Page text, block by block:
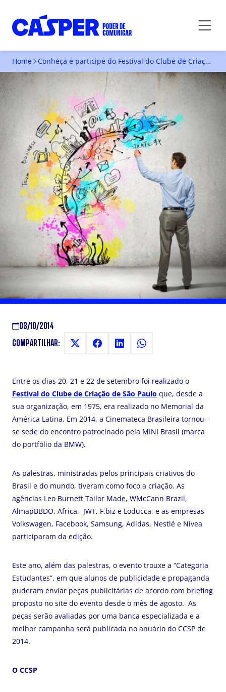
Home Conheça e participe do Festival do Clube de Criação de São Paulo
CONHEÇA E PARTICIPE DO
FESTIVAL DO CLUBE DE CRIAÇÃO
DE SÃO PAULO
Edição 2014 do evento aconteceu entre 20 e 22/09
03/10/2014
COMPARTILHAR:
Entre os dias 20, 21 e 22 de setembro foi realizado o
Festival do Clube de Criação de São Paulo que, desde a
sua organização, em 1975, era realizado no Memorial da
América Latina. Em 2014, a Cinemateca Brasileira tornou-
se sede do encontro patrocinado pela MINI Brasil (marca
do portfólio da BMW).
As palestras, ministradas pelos principais criativos do
Brasil e do mundo, tiveram como foco a criação. As
agências Leo Burnett Tailor Made, WMcCann Brazil,
AlmapBBDO, Africa, JWT, F.biz e Loducca, e as empresas
Volkswagen, Facebook, Samsung, Adidas, Nestlé e Nivea
participaram da edição.
Este ano, além das palestras, o evento trouxe a “Categoria
Estudantes”, em que alunos de publicidade e propaganda
puderam enviar peças publicitárias de acordo com briefing
proposto no site do evento desde o mês de agosto. As
peças serão avaliadas por uma banca especializada e a
melhor campanha será publicada no anuário do CCSP de
2014.
O CCSP